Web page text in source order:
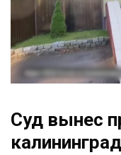
Суд вынес